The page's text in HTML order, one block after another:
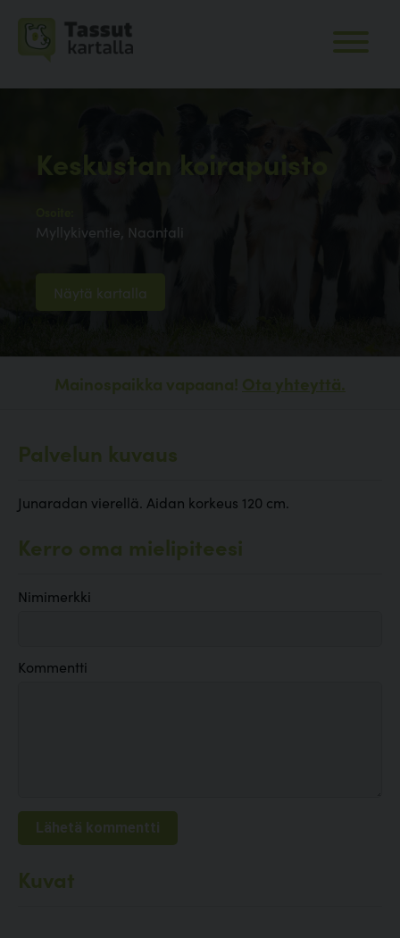
Keskustan koirapuisto
Myllykiventie, Naantali
Näytä kartalla
Mainospaikka vapaana! Ota yhteyttä.
Palvelun kuvaus
Junaradan vierellä. Aidan korkeus 120 cm.
Kerro oma mielipiteesi
Nimimerkki
Kommentti
Kuvat